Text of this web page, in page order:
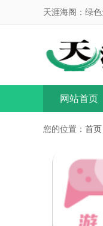
天涯海阁：绿
网站首页
您的位置： 首页